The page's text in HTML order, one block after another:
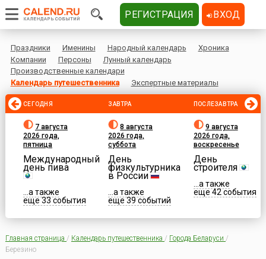
Праздники Именины Народный календарь
Хроника
Компании
Персоны
Лунный календарь
Производственные календари
Календарь путешественника
Экспертные материалы
СЕГОДНЯ
7 августа
2026 года,
пятница
Международный
день пива
...а также
еще 33 события
ЗАВТРА
8 августа
2026 года,
суббота
День
физкультурника
в России
...а также
еще 39 событий
ПОСЛЕЗАВТРА
9 августа
2026 года,
воскресенье
День
строителя
...а также
еще 42 события
Главная страница / Календарь путешественника / Города Беларуси /
Березино
РЕГИСТРАЦИЯ ВХОД